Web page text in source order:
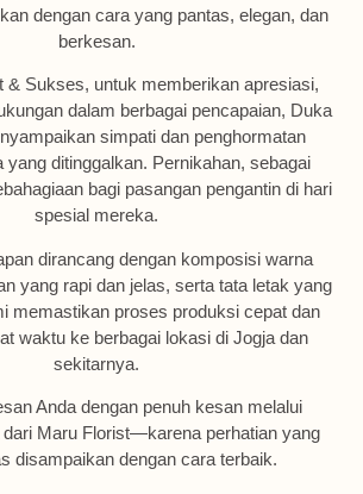
dengan cara yang pantas, elegan, dan
berkesan.
& Sukses, untuk memberikan apresiasi,
dalam berbagai pencapaian, Duka
simpati dan penghormatan
yang ditinggalkan. Pernikahan, sebagai
bagi pasangan pengantin di hari
spesial mereka.
dirancang dengan komposisi warna
yang rapi dan jelas, serta tata letak yang
memastikan proses produksi cepat dan
waktu ke berbagai lokasi di Jogja dan
sekitarnya.
Anda dengan penuh kesan melalui
dari Maru Florist—karena perhatian yang
disampaikan dengan cara terbaik.